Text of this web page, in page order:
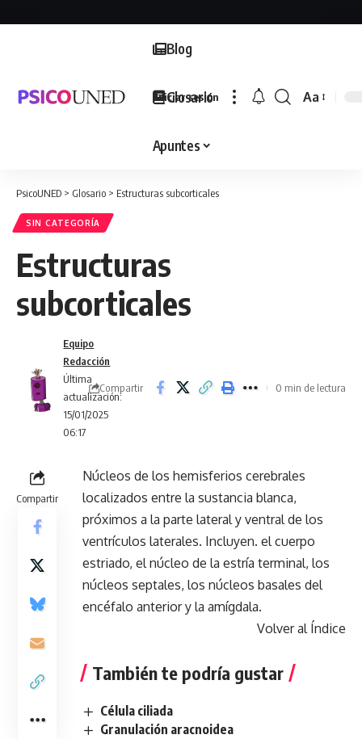
Blog
Glosario
Apuntes
Iniciar sesión
Font
Aa
PsicoUNED > Glosario > Estructuras subcorticales
SIN CATEGORÍA
Estructuras
subcorticales
Última
actualización:
15/01/2025
06:17
Equipo
Redacción
Compartir 0 min de lectura
Compartir
Núcleos de los hemisferios cerebrales
localizados entre la sustancia blanca,
próximos a la parte lateral y ventral de los
ventrículos laterales. Incluyen. el cuerpo
estriado, el núcleo de la estría terminal, los
núcleos septales, los núcleos basales del
encéfalo anterior y la amígdala.
Volver al Índice
También te podría gustar
Célula ciliada
Granulación aracnoidea